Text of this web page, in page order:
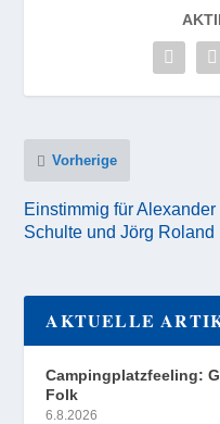
Vorherige
Einstimmig für Alexander
Schulte und Jörg Roland
AKTUELLE
Campingplatzfeeling:
Folk
6.8.2026